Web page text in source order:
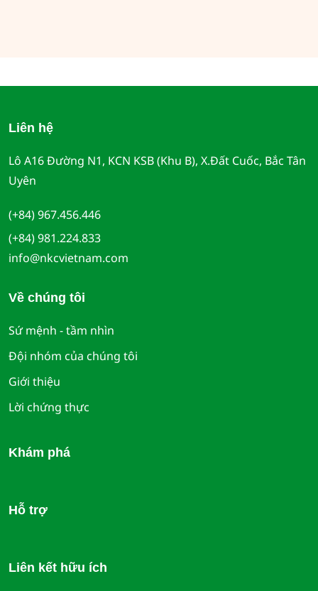
Liên hệ
Lô A16 Đường N1, KCN KSB (Khu B), X.Đất Cuốc, Bắc Tân
Uyên
(+84) 967.456.446
(+84) 981.224.833
info@nkcvietnam.com
Về chúng tôi
Sứ mệnh - tầm nhìn
Đội nhóm của chúng tôi
Giới thiệu
Lời chứng thực
Khám phá
Hỗ trợ
Liên kết hữu ích